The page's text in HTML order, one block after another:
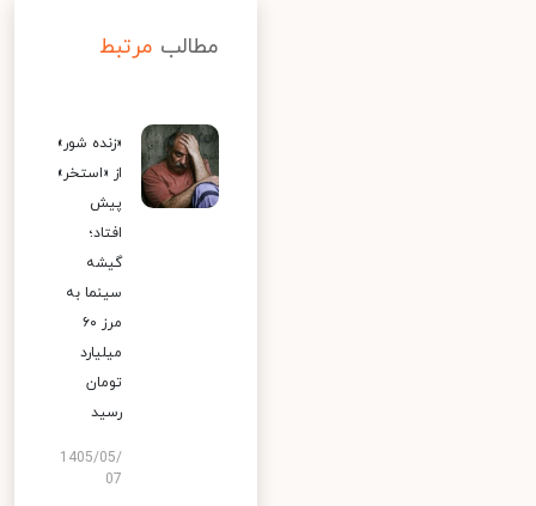
مطالب مرتبط
«زنده شور»
از «استخر»
پیش
افتاد؛
گیشه
سینما به
مرز ۶۰
میلیارد
تومان
رسید
1405/05/
07